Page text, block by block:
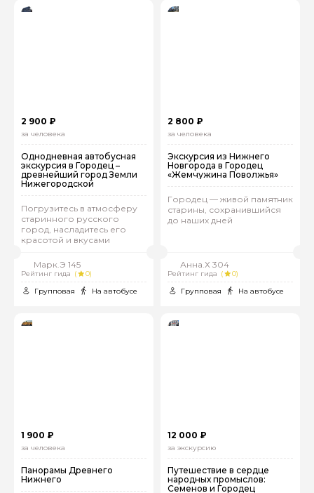
2 900 ₽
за человека
Однодневная автобусная
экскурсия в Городец –
древнейший город Земли
Нижегородской
Погрузитесь в атмосферу
старинного русского
город, насладитесь его
красотой и вкусами
Марк.Э 145
Рейтинг гида (
0)
Групповая
На автобусе
2 800 ₽
за человека
Экскурсия из Нижнего
Новгорода в Городец
«Жемчужина Поволжья»
Городец — живой памятник
старины, сохранившийся
до наших дней
Анна.Х 304
Рейтинг гида (
0)
Групповая
На автобусе
1 900 ₽
за человека
Панорамы Древнего
Нижнего
12 000 ₽
за экскурсию
Путешествие в сердце
народных промыслов:
Семенов и Городец